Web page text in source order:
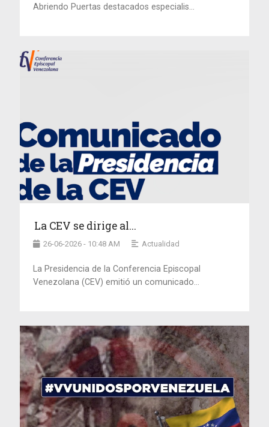
Abriendo Puertas destacados especialis...
La CEV se dirige al...
26-06-2026 - 10:48 AM Actualidad
La Presidencia de la Conferencia Episcopal
Venezolana (CEV) emitió un comunicado...